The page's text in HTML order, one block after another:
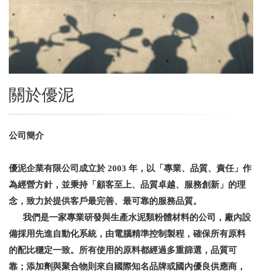
關於優泥
公司簡介
優泥企業有限公司成立於2003 年，以「專業、品質、責任」作
為經營方針，並秉持「顧客至上、品質卓越、服務創新」的理
念，致力於提供客戶最完善、最可靠的服務品質。
我們是一家專業研發與生產水泥類粉體材料的公司，廠內設
備採用先進自動化系統，由電腦精準控制製程，確保所有原料
的配比穩定一致。所有使用的原料都經過多重篩選，品質可
靠；添加劑與聚合物則來自國際知名品牌或國內優良供應商，